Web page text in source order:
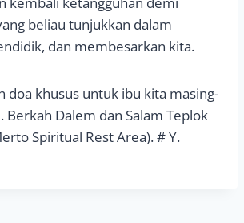
beliau tunjukkan dalam
dan membesarkan kita.
doa khusus untuk ibu kita masing-
Berkah Dalem dan Salam Teplok
Spiritual Rest Area). # Y.